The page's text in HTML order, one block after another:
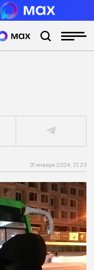
31 января 2024, 21:23